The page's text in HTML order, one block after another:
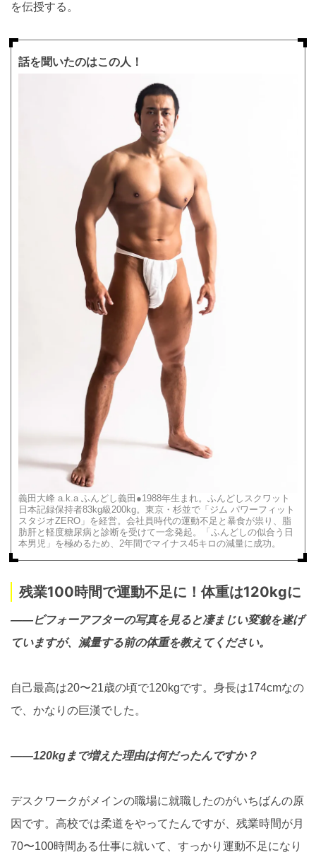
を伝授する。
話を聞いたのはこの人！
義田大峰 a.k.a ふんどし義田●1988年生まれ。ふんどしスクワット
日本記録保持者83kg級200kg。東京・杉並で「ジム パワーフィット
スタジオZERO」を経営。会社員時代の運動不足と暴食が祟り、脂
肪肝と軽度糖尿病と診断を受けて一念発起。「ふんどしの似合う日
本男児」を極めるため、2年間でマイナス45キロの減量に成功。
残業100時間で運動不足に！体重は120kgに
――ビフォーアフターの写真を見ると凄まじい変貌を遂げ
ていますが、減量する前の体重を教えてください。
自己最高は20〜21歳の頃で120kgです。身長は174cmなの
で、かなりの巨漢でした。
――120kgまで増えた理由は何だったんですか？
デスクワークがメインの職場に就職したのがいちばんの原
因です。高校では柔道をやってたんですが、残業時間が月
70〜100時間ある仕事に就いて、すっかり運動不足になり